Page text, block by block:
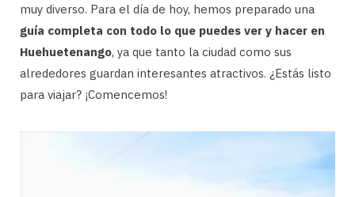
muy diverso. Para el día de hoy, hemos preparado una
guía completa con todo lo que puedes ver y hacer en
Huehuetenango, ya que tanto la ciudad como sus
alrededores guardan interesantes atractivos. ¿Estás listo
para viajar? ¡Comencemos!